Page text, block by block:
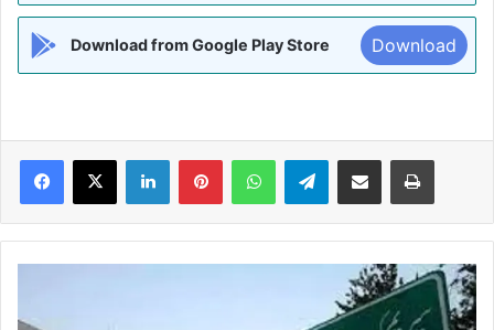
Download from Google Play Store Download
Facebook
X LinkedInPinterestWhatsAppTelegramShare via Email Print
सियासी